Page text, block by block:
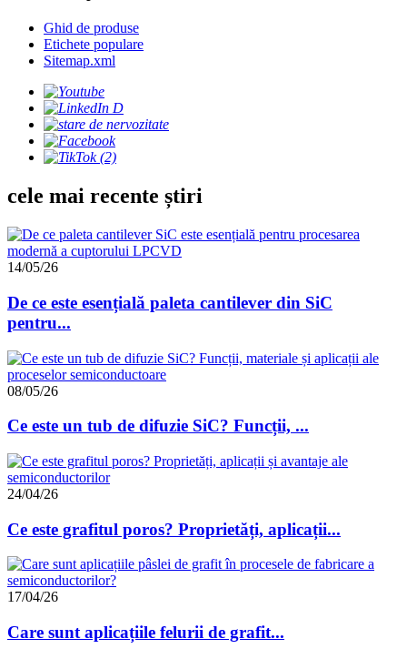
Ghid de produse
Etichete populare
Sitemap.xml
cele mai recente știri
14/05/26
De ce este esențială paleta cantilever din SiC
pentru...
08/05/26
Ce este un tub de difuzie SiC? Funcții, ...
24/04/26
Ce este grafitul poros? Proprietăți, aplicații...
17/04/26
Care sunt aplicațiile felurii de grafit...